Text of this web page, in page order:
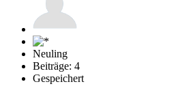
Neuling
Beiträge: 4
Gespeichert